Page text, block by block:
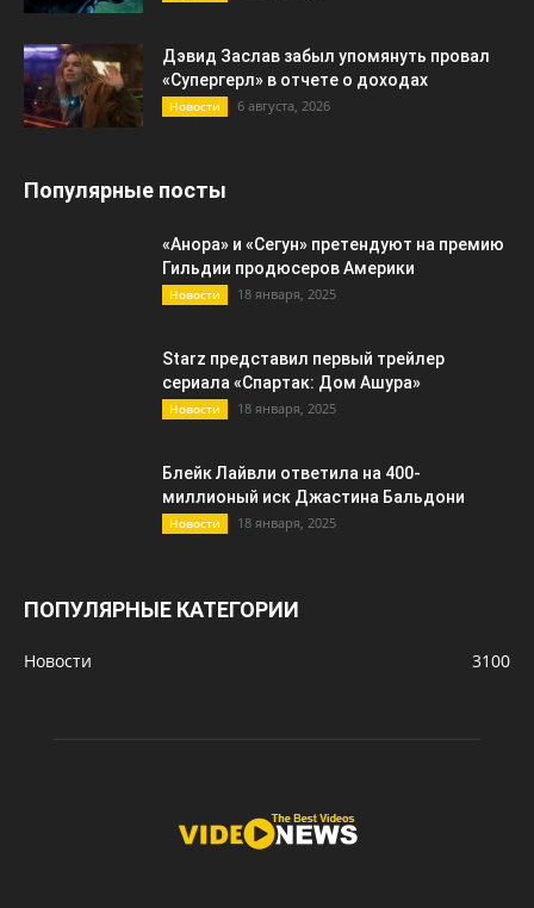
Дэвид Заслав забыл упомянуть провал
«Супергерл» в отчете о доходах
Новости 6 августа, 2026
Популярные посты
«Анора» и «Сегун» претендуют на премию
Гильдии продюсеров Америки
Новости 18 января, 2025
Starz представил первый трейлер
сериала «Спартак: Дом Ашура»
Новости 18 января, 2025
Блейк Лайвли ответила на 400-
миллионый иск Джастина Бальдони
Новости 18 января, 2025
ПОПУЛЯРНЫЕ КАТЕГОРИИ
Новости 3100